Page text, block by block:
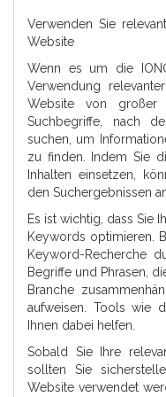
Verwenden Sie
Website
Wenn es um die
Verwendung
Website von großer
Suchbegriffe, nach
suchen, um
zu finden. Indem Sie
Inhalten einsetzen,
den Suchergebnissen
Es ist wichtig, dass Sie
Keywords optimieren.
Keyword-Recherche
Begriffe und Phrasen,
Branche
aufweisen. Tools wie
Ihnen dabei helfen.
Sobald Sie Ihre
sollten Sie
Website verwendet